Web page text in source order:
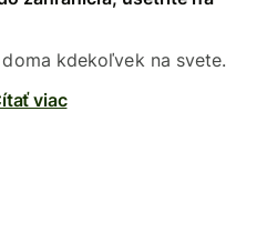
kdekoľvek na svete.
viac